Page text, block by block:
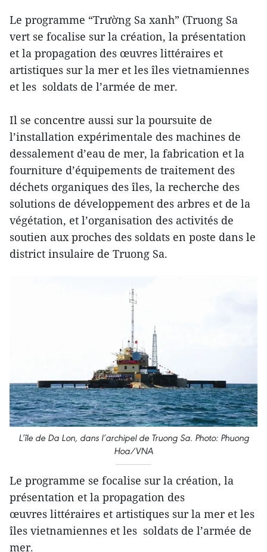
Le programme “Trường Sa xanh” (Truong Sa ​
vert se focalise sur la création, la présentation
et la propagation des œuvres littéraires et
artistiques sur la mer et les îles vietnamiennes
et les soldats de l’armée de mer.
Il se concentre aussi sur la poursuite de
l’installation expérimentale des machines de
dessalement d’eau de mer, la fabrication et la
fourniture d’équipements de traitement des
déchets organiques des îles, la recherche des
solutions de développement des arbres et de la
végétation, et l’organisation des activités de
soutien aux proches des soldats en poste dans le
district insulaire de Truong Sa.
L’île de Da Lon, dans l’archipel de Truong Sa. Photo: Phuong
Hoa/VNA
Le programme se focalise sur la création, la
présentation et la propagation des
œuvres littéraires et artistiques sur la mer et les
îles vietnamiennes et les soldats de l’armée de
mer.